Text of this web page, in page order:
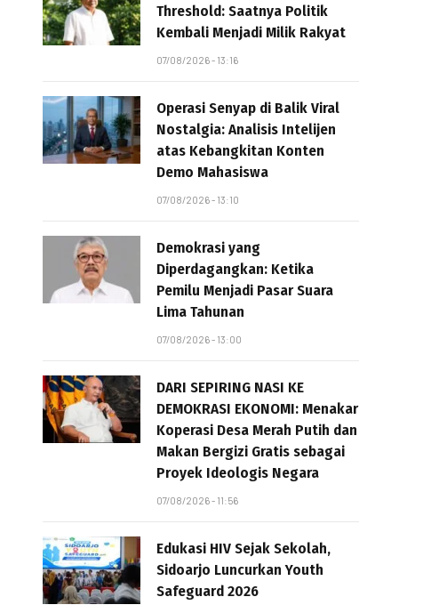
Threshold: Saatnya Politik
Kembali Menjadi Milik Rakyat
07/08/2026 - 13:16
Operasi Senyap di Balik Viral
Nostalgia: Analisis Intelijen
atas Kebangkitan Konten
Demo Mahasiswa
07/08/2026 - 13:10
Demokrasi yang
Diperdagangkan: Ketika
Pemilu Menjadi Pasar Suara
Lima Tahunan
07/08/2026 - 13:00
DARI SEPIRING NASI KE
DEMOKRASI EKONOMI: Menakar
Koperasi Desa Merah Putih dan
Makan Bergizi Gratis sebagai
Proyek Ideologis Negara
07/08/2026 - 11:56
Edukasi HIV Sejak Sekolah,
Sidoarjo Luncurkan Youth
Safeguard 2026